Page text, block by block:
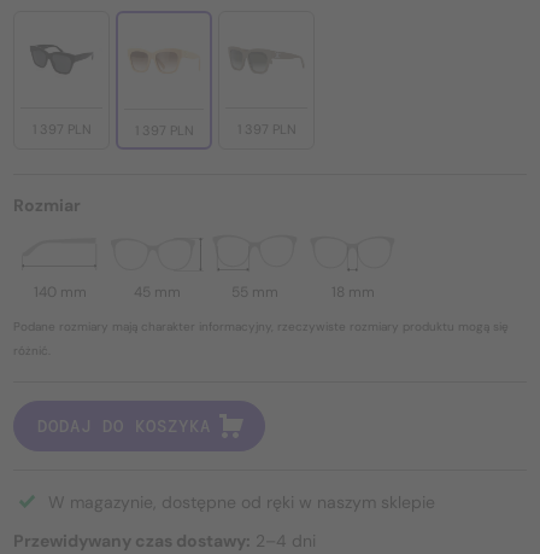
1 397 PLN 1 397 PLN 1 397 PLN
Rozmiar
140 mm 45 mm 55 mm 18 mm
Podane rozmiary mają charakter informacyjny, rzeczywiste rozmiary produktu mogą się
różnić.
DODAJ DO KOSZYKA
W magazynie, dostępne od ręki w naszym sklepie
Przewidywany czas dostawy: 2–4 dni